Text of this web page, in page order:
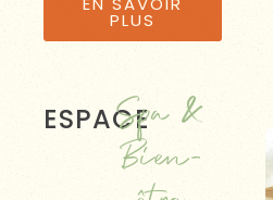
PLUS
ESPACESpa &
Bien-